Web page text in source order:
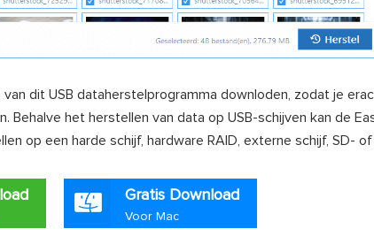
dit USB dataherstelprogramma downloden, zodat je
Behalve het herstellen van data op USB-schijven kan de
op een harde schijf, hardware RAID, externe schijf, SD-
Gratis Download
Voor Mac